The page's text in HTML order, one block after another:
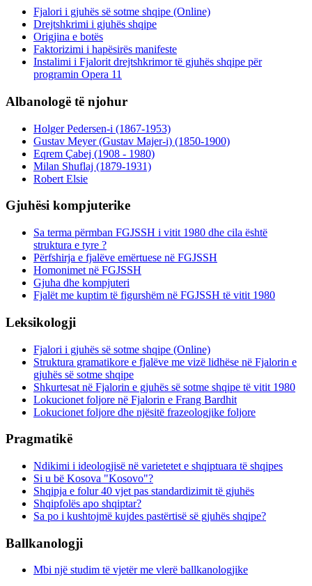
Fjalori i gjuhës së sotme shqipe (Online)
Drejtshkrimi i gjuhës shqipe
Origjina e botës
Faktorizimi i hapësirës manifeste
Instalimi i Fjalorit drejtshkrimor të gjuhës shqipe për
programin Opera 11
Albanologë të njohur
Holger Pedersen-i (1867-1953)
Gustav Meyer (Gustav Majer-i) (1850-1900)
Eqrem Çabej (1908 - 1980)
Milan Shuflaj (1879-1931)
Robert Elsie
Gjuhësi kompjuterike
Sa terma përmban FGJSSH i vitit 1980 dhe cila është
struktura e tyre ?
Përfshirja e fjalëve emërtuese në FGJSSH
Homonimet në FGJSSH
Gjuha dhe kompjuteri
Fjalët me kuptim të figurshëm në FGJSSH të vitit 1980
Leksikologji
Fjalori i gjuhës së sotme shqipe (Online)
Struktura gramatikore e fjalëve me vizë lidhëse në Fjalorin e
gjuhës së sotme shqipe
Shkurtesat në Fjalorin e gjuhës së sotme shqipe të vitit 1980
Lokucionet foljore në Fjalorin e Frang Bardhit
Lokucionet foljore dhe njësitë frazeologjike foljore
Pragmatikë
Ndikimi i ideologjisë në varietetet e shqiptuara të shqipes
Si u bë Kosova "Kosovo"?
Shqipja e folur 40 vjet pas standardizimit të gjuhës
Shqipfolës apo shqiptar?
Sa po i kushtojmë kujdes pastërtisë së gjuhës shqipe?
Ballkanologji
Mbi një studim të vjetër me vlerë ballkanologjike